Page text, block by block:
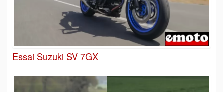
Essai Suzuki SV 7GX